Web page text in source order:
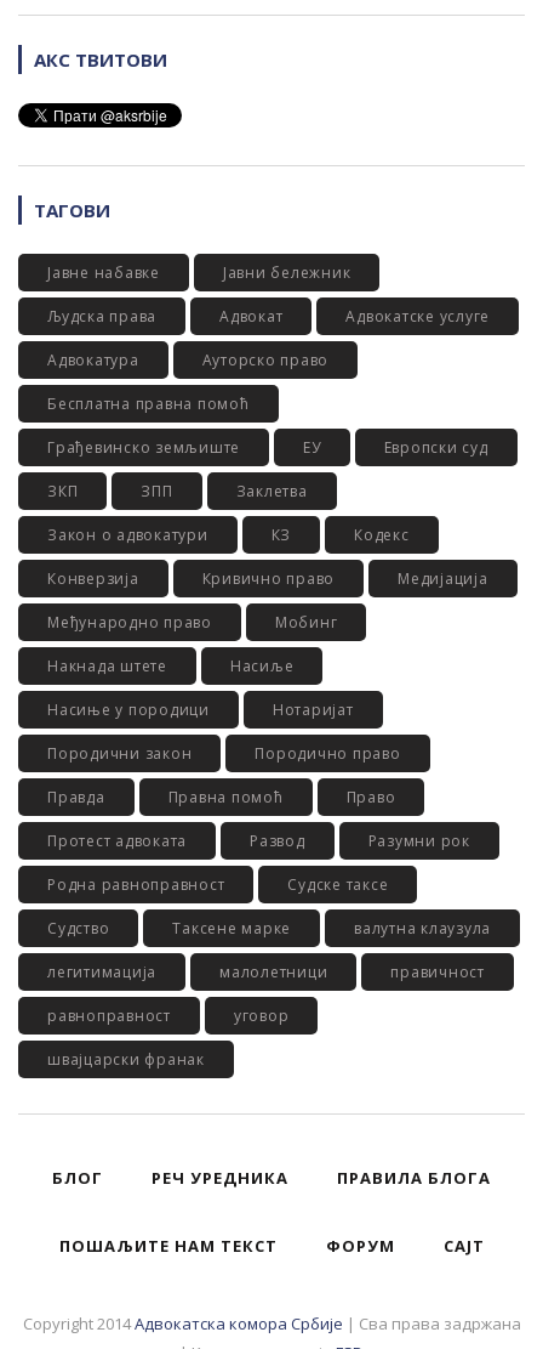
АКС ТВИТОВИ
ТАГОВИ
Јавне набавке Јавни бележник
Људска права Адвокат Адвокатске услуге
Адвокатура Ауторско право
Бесплатна правна помоћ
Грађевинско земљиште ЕУ Европски суд
ЗКП ЗПП Заклетва
Закон о адвокатури КЗ Кодекс
Конверзија Кривично право Медијација
Међународно право Мобинг
Накнада штете Насиље
Насиње у породици Нотаријат
Породични закон Породично право
Правда Правна помоћ Право
Протест адвоката Развод Разумни рок
Родна равноправност Судске таксе
Судство Таксене марке валутна клаузула
легитимација малолетници правичност
равноправност уговор
швајцарски франак
БЛОГ РЕЧ УРЕДНИКА ПРАВИЛА БЛОГА
ПОШАЉИТЕ НАМ ТЕКСТ ФОРУМ САЈТ
Copyright 2014Адвокатска комора Србије | Сва права задржана